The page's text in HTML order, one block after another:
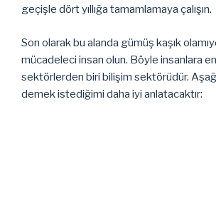
geçişle dört yıllığa tamamlamaya çalışın.
Son olarak bu alanda gümüş kaşık
mücadeleci insan olun. Böyle insanlara en
sektörlerden biri bilişim sektörüdür.
demek istediğimi daha iyi anlatacaktır: